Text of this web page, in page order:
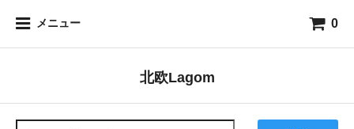
メニュー 0
北欧Lagom